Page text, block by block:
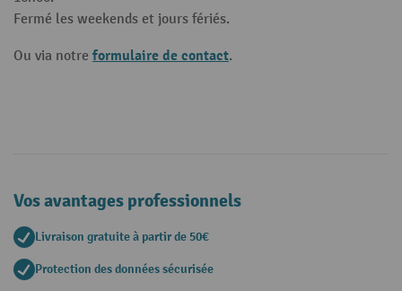
Fermé les weekends et jours fériés.
Ou via notre formulaire de contact.
Vos avantages professionnels
Livraison gratuite à partir de 50€
Protection des données sécurisée